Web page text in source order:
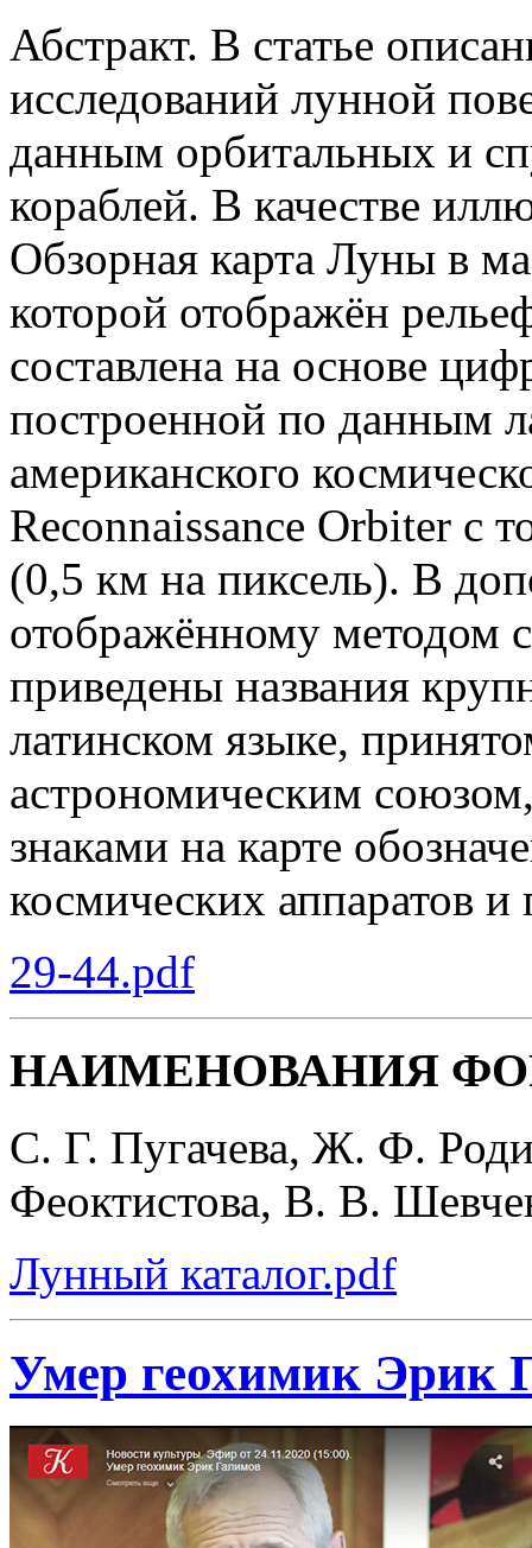
Абстракт. В статье
исследований лунной
данным орбитальных и
кораблей. В качестве
Обзорная карта Луны в
которой отображён
составлена на основе
построенной по данным
американского
Reconnaissance Orbiter с
(0,5 км на пиксель). В
отображённому методом
приведены названия
латинском языке,
астрономическим
знаками на карте
космических аппаратов
29-44.pdf
НАИМЕНОВАНИЯ
C. Г. Пугачева, Ж. Ф.
Феоктистова, В. В.
Лунный каталог.pdf
Умер геохимик Эрик